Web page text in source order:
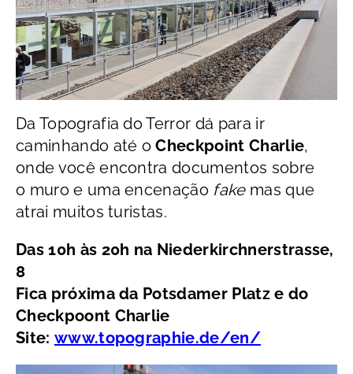
Da Topografia do Terror dá para ir
caminhando até oCheckpoint Charlie,
onde você encontra documentos sobre
o muro e uma encenação fake mas que
atrai muitos turistas.
Das 10h às 20h na Niederkirchnerstrasse,
8
Fica próxima da Potsdamer Platz e do
Checkpoont Charlie
Site: www.topographie.de/en/